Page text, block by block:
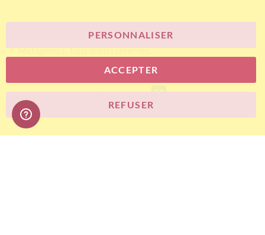
© Bariatric Advantage® est une marque du groupe
Metagenics. Tous droits réservés.
E-commerce
ACCEPTER
PERSONNALISER
REFUSER